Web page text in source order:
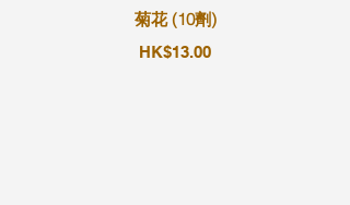
菊花 (10劑)
HK$13.00